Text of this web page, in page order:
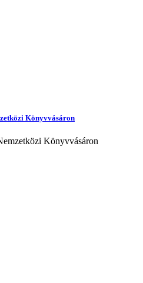
Könyvvásáron
Könyvvásáron